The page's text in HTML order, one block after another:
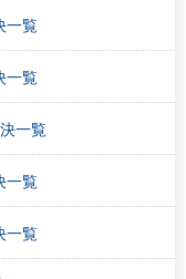
一覧
一覧
一覧
一覧
一覧